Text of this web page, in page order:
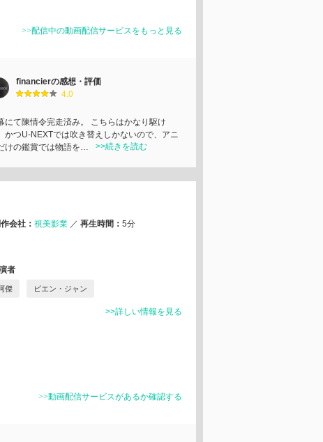
>>配信中の動画配信サービスをもっと見る
financierの感想・評価
4.0
にて陳情令完走済み。 こちらはかなり駆け
かつU-NEXTでは吹き替えしかないので、アニ
けの鑑賞では物語を…
>>続きを読む
会社： 視美影業 ／ 再生時間： 5分
者
傑 ビエン・ジャン
>>詳しい情報を見る
>>動画配信サービスがあるか確認する